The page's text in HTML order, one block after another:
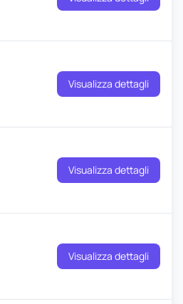
Visualizza dettagli
Visualizza dettagli
Visualizza dettagli